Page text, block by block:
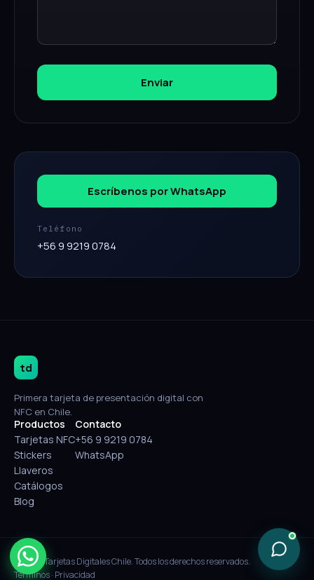
Enviar
Escríbenos por WhatsApp
Teléfono
+56 9 9219 0784
td
Primera tarjeta de presentación digital con
NFC en Chile.
Productos
Tarjetas NFC
Stickers
Llaveros
Catálogos
Blog
Contacto
+56 9 9219 0784
WhatsApp
© 2026 Tarjetas Digitales Chile. Todos los derechos reservados.
Términos· Privacidad